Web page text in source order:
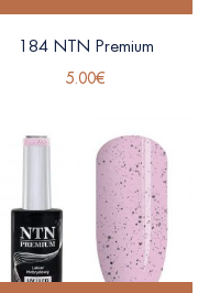
184 NTN Premium
5.00€